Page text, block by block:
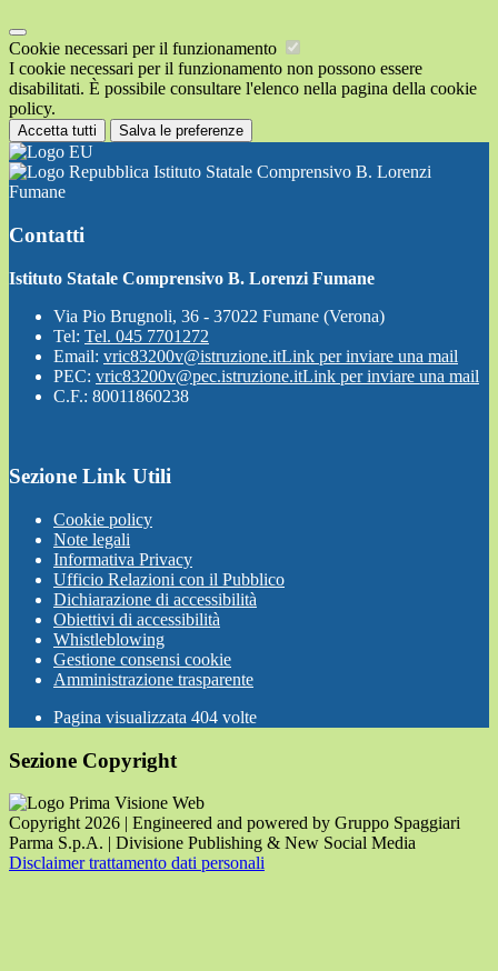
Cookie necessari per il funzionamento
I cookie necessari per il funzionamento non possono essere
disabilitati. È possibile consultare l'elenco nella pagina della cookie
policy.
Accetta tutti Salva le preferenze
Istituto Statale Comprensivo B. Lorenzi
Fumane
Contatti
Istituto Statale Comprensivo B. Lorenzi Fumane
Via Pio Brugnoli, 36 - 37022 Fumane (Verona)
Tel: Tel. 045 7701272
Email: vric83200v@istruzione.itLink per inviare una mail
PEC: vric83200v@pec.istruzione.itLink per inviare una mail
C.F.: 80011860238
Sezione Link Utili
Cookie policy
Note legali
Informativa Privacy
Ufficio Relazioni con il Pubblico
Dichiarazione di accessibilità
Obiettivi di accessibilità
Whistleblowing
Gestione consensi cookie
Amministrazione trasparente
Pagina visualizzata 404 volte
Sezione Copyright
Copyright 2026 | Engineered and powered by Gruppo Spaggiari
Parma S.p.A. | Divisione Publishing & New Social Media
Disclaimer trattamento dati personali